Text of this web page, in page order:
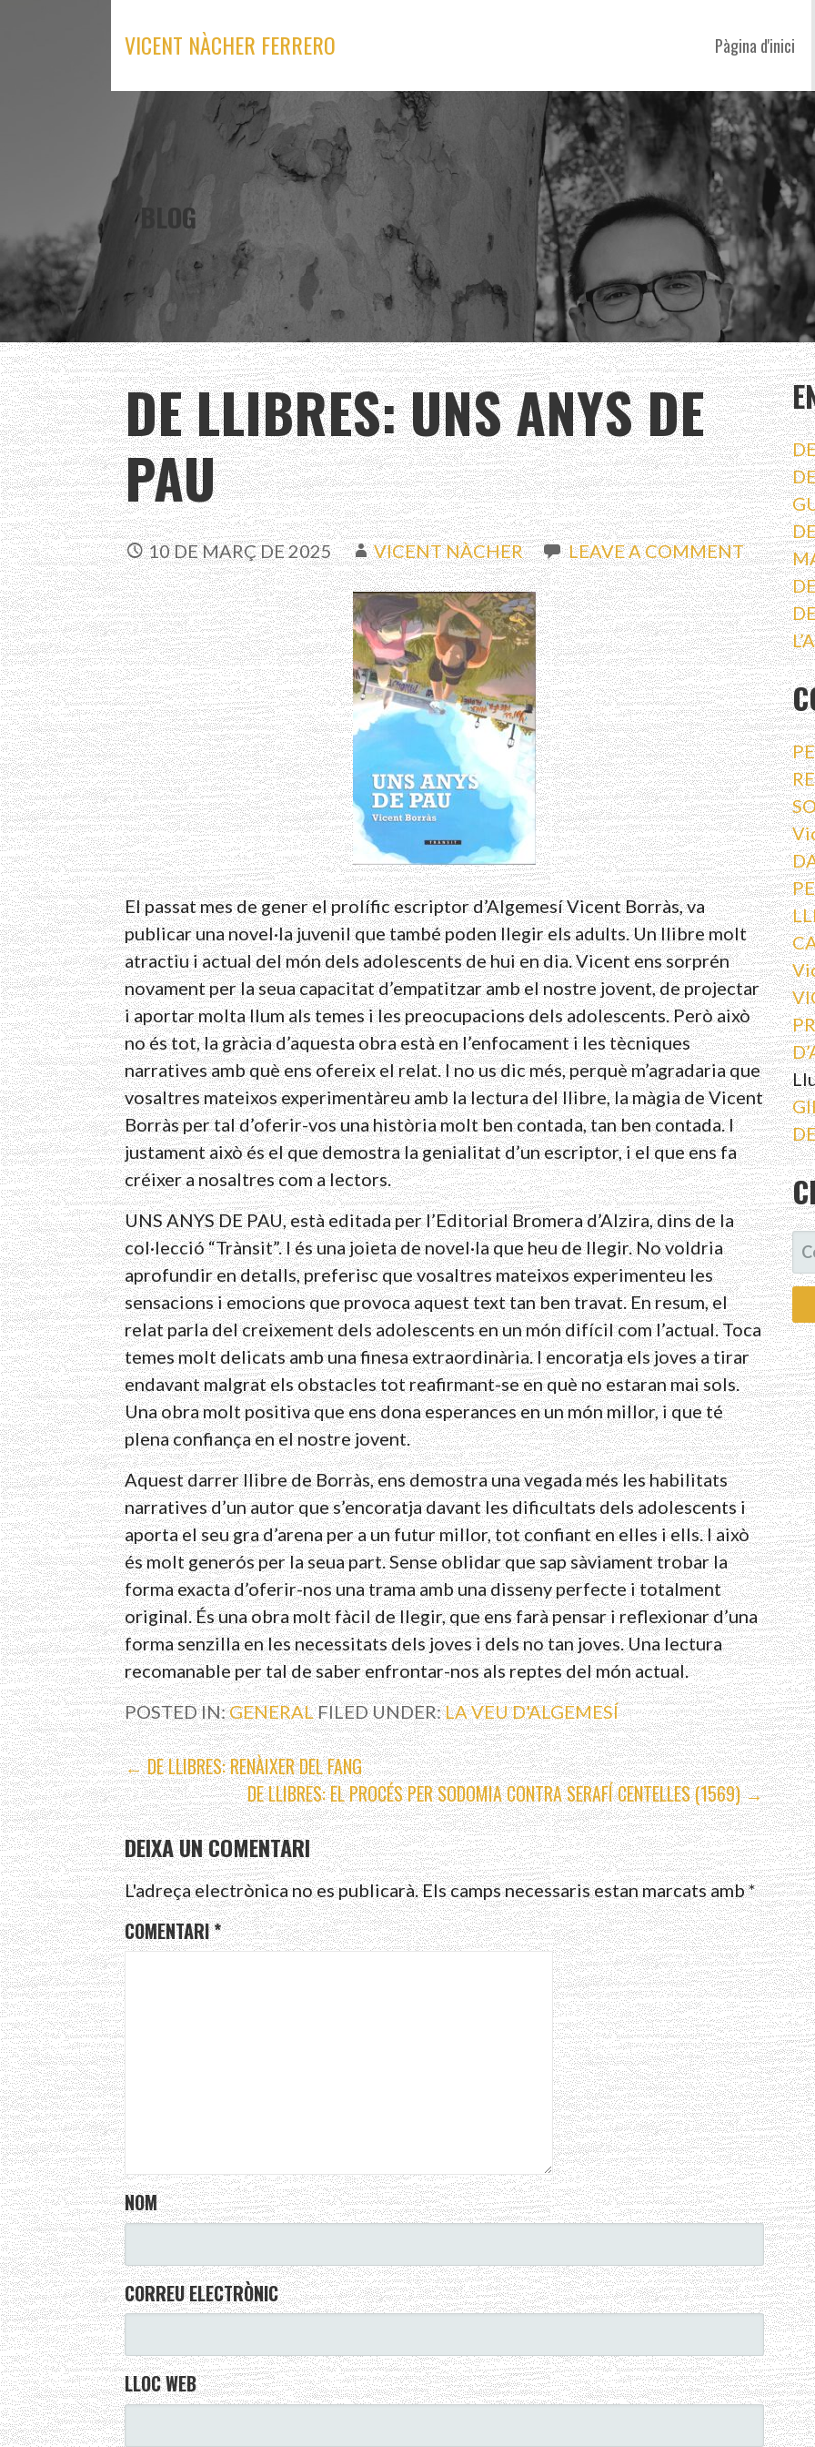
VICENT NÀCHER FERRERO Pàgina d'inici
BLOG
DE LLIBRES: UNS ANYS DE
PAU
10 DE MARÇ DE 2025 VICENT NÀCHER LEAVE A COMMENT
El passat mes de gener el prolífic escriptor d’Algemesí Vicent Borràs, va
publicar una novel·la juvenil que també poden llegir els adults. Un llibre molt
atractiu i actual del món dels adolescents de hui en dia. Vicent ens sorprén
novament per la seua capacitat d’empatitzar amb el nostre jovent, de projectar
i aportar molta llum als temes i les preocupacions dels adolescents. Però això
no és tot, la gràcia d’aquesta obra està en l’enfocament i les tècniques
narratives amb què ens ofereix el relat. I no us dic més, perquè m’agradaria que
vosaltres mateixos experimentàreu amb la lectura del llibre, la màgia de Vicent
Borràs per tal d’oferir-vos una història molt ben contada, tan ben contada. I
justament això és el que demostra la genialitat d’un escriptor, i el que ens fa
créixer a nosaltres com a lectors.
UNS ANYS DE PAU, està editada per l’Editorial Bromera d’Alzira, dins de la
col·lecció “Trànsit”. I és una joieta de novel·la que heu de llegir. No voldria
aprofundir en detalls, preferisc que vosaltres mateixos experimenteu les
sensacions i emocions que provoca aquest text tan ben travat. En resum, el
relat parla del creixement dels adolescents en un món difícil com l’actual. Toca
temes molt delicats amb una finesa extraordinària. I encoratja els joves a tirar
endavant malgrat els obstacles tot reafirmant-se en què no estaran mai sols.
Una obra molt positiva que ens dona esperances en un món millor, i que té
plena confiança en el nostre jovent.
Aquest darrer llibre de Borràs, ens demostra una vegada més les habilitats
narratives d’un autor que s’encoratja davant les dificultats dels adolescents i
aporta el seu gra d’arena per a un futur millor, tot confiant en elles i ells. I això
és molt generós per la seua part. Sense oblidar que sap sàviament trobar la
forma exacta d’oferir-nos una trama amb una disseny perfecte i totalment
original. És una obra molt fàcil de llegir, que ens farà pensar i reflexionar d’una
forma senzilla en les necessitats dels joves i dels no tan joves. Una lectura
recomanable per tal de saber enfrontar-nos als reptes del món actual.
POSTED IN:GENERALFILED UNDER:LA VEU D'ALGEMESÍ
NAVEGACIÓ
D'ENTRADES
← DE LLIBRES: RENÀIXER DEL FANG
DE LLIBRES: EL PROCÉS PER SODOMIA CONTRA SERAFÍ CENTELLES (1569) →
DEIXA UN COMENTARI
L'adreça electrònica no es publicarà.Els camps necessaris estan marcats amb*
COMENTARI*
NOM
CORREU ELECTRÒNIC
LLOC WEB